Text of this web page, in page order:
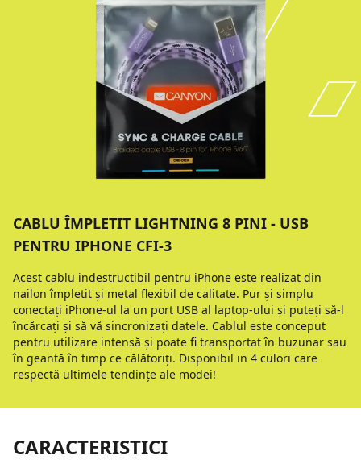
CABLU ÎMPLETIT LIGHTNING 8 PINI - USB
PENTRU IPHONE CFI-3
Acest cablu indestructibil pentru iPhone este realizat din
nailon împletit şi metal flexibil de calitate. Pur şi simplu
conectaţi iPhone-ul la un port USB al laptop-ului şi puteţi să-l
încărcaţi şi să vă sincronizaţi datele. Cablul este conceput
pentru utilizare intensă şi poate fi transportat în buzunar sau
în geantă în timp ce călătoriţi. Disponibil in 4 culori care
respectă ultimele tendinţe ale modei!
CARACTERISTICI